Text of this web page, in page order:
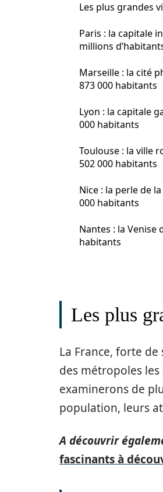
Les plus grandes
Paris : la capitale
millions
Marseille : la cité
873 000 habitants
Lyon : la capitale
000 habitants
Toulouse : la ville
502 000 habitants
Nice : la perle de
000 habitants
Nantes : la Venise
habitants
Les plus
La France, forte
des métropoles
examinerons de
population, leurs
A découvrir
fascinants à